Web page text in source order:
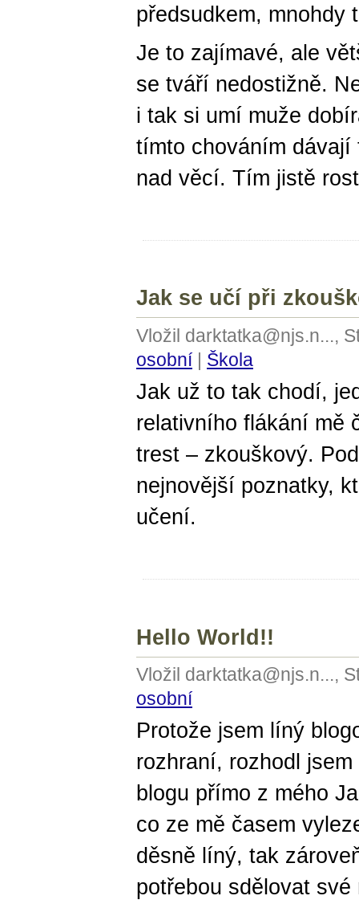
předsudkem, mnohdy
Je to zajímavé, ale
se tváří nedostižně.
i tak si umí muže
tímto chováním
nad věcí. Tím jistě
Jak se učí při
Vložil darktatka@njs.n...,
osobní| Škola
Jak už to tak chodí,
relativního flákání mě
trest – zkouškový.
nejnovější poznatky,
učení.
Hello World!!
Vložil darktatka@njs.n...,
osobní
Protože jsem líný
rozhraní, rozhodl
blogu přímo z mého
co ze mě časem
děsně líný, tak
potřebou sdělovat